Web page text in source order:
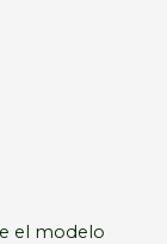
el modelo